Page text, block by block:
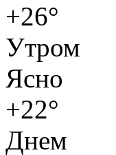
+26°
Утром
Ясно
+22°
Днем